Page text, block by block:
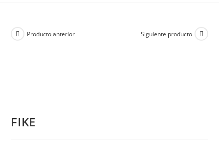
Producto anterior Siguiente producto
FIKE